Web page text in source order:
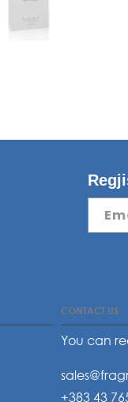
CONTACT US
You can
+383 43